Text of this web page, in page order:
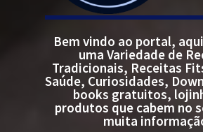
Bem vindo ao portal,
uma Variedade de
Tradicionais, Receitas
Saúde, Curiosidades,
books gratuitos,
produtos que cabem no
muita